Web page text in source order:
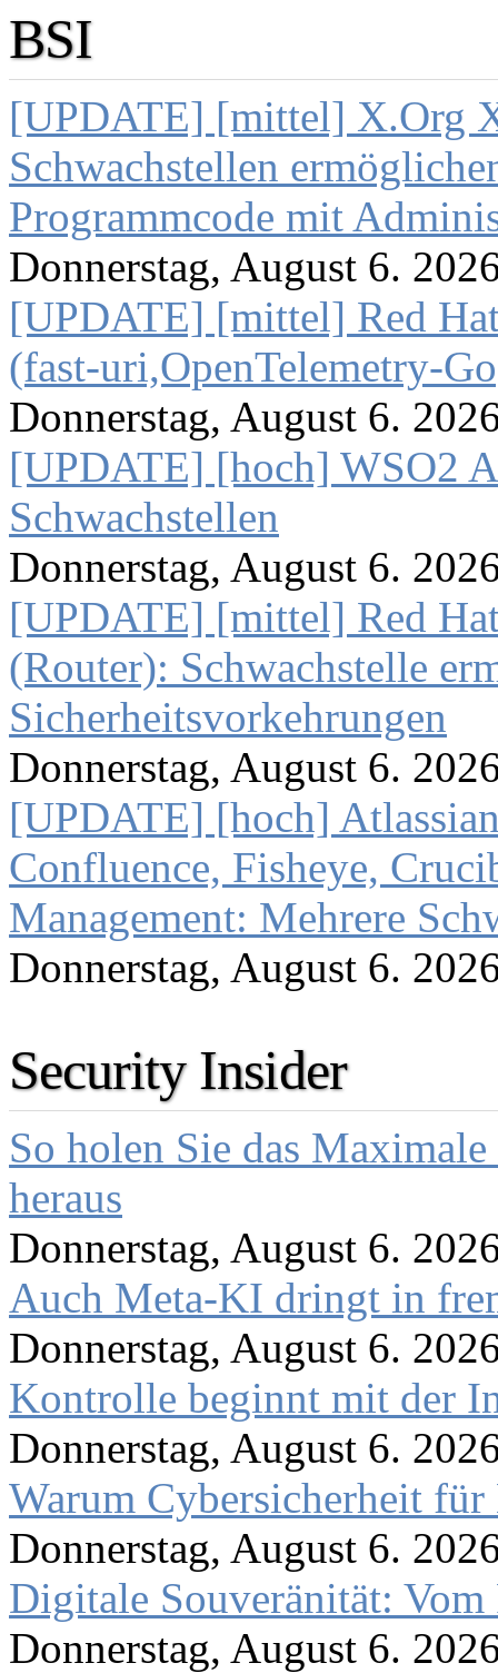
BSI
[UPDATE] [mittel] X.Org
Schwachstellen
Programmcode mit
Donnerstag, August 6.
[UPDATE] [mittel] Red
(fast-uri,OpenTelemetry-
Donnerstag, August 6.
[UPDATE] [hoch] WSO2
Schwachstellen
Donnerstag, August 6.
[UPDATE] [mittel] Red
(Router): Schwachstelle
Sicherheitsvorkehrungen
Donnerstag, August 6.
[UPDATE] [hoch]
Confluence, Fisheye,
Management: Mehrere
Donnerstag, August 6.
Security Insider
So holen Sie das
heraus
Donnerstag, August 6.
Auch Meta-KI dringt in
Donnerstag, August 6.
Kontrolle beginnt mit der
Donnerstag, August 6.
Warum Cybersicherheit für
Donnerstag, August 6.
Digitale Souveränität:
Donnerstag, August 6.